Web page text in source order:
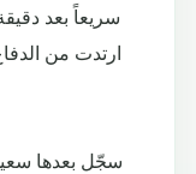
سريعاً بعد
سجّل بعدها